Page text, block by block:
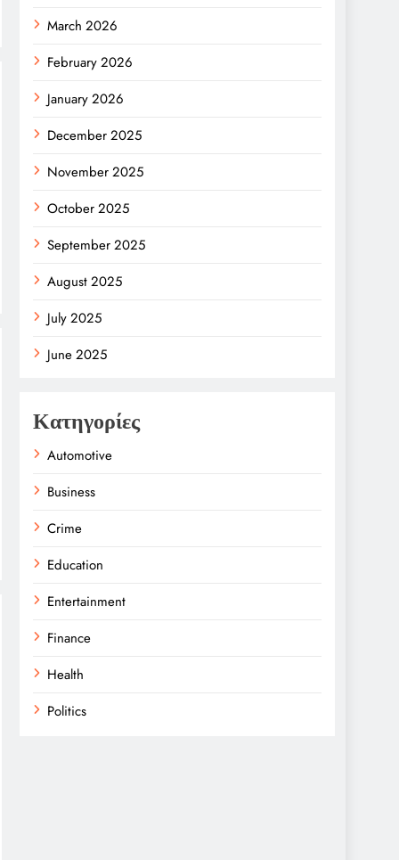
March 2026
February 2026
January 2026
December 2025
November 2025
October 2025
September 2025
August 2025
July 2025
June 2025
Κατηγορίες
Automotive
Business
Crime
Education
Entertainment
Finance
Health
Politics